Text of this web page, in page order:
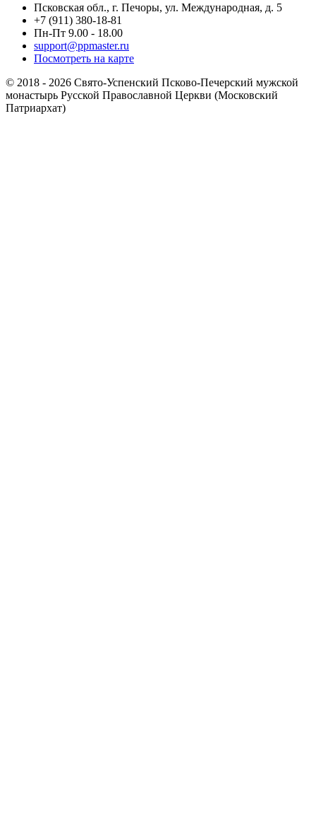
Псковская обл., г. Печоры, ул. Международная, д. 5
+7 (911) 380-18-81
Пн-Пт 9.00 - 18.00
support@ppmaster.ru
Посмотреть на карте
© 2018 - 2026 Свято-Успенский Псково-Печерский мужской
монастырь Русской Православной Церкви (Московский
Патриархат)